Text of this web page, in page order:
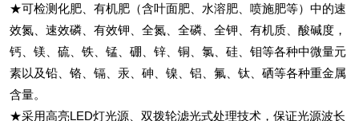
★可检测化肥、有机肥（含叶面肥、水溶肥、喷施肥等）中的速
效氮、速效磷、有效钾、全氮、全磷、全钾、有机质、酸碱度，
钙、镁、硫、铁、锰、硼、锌、铜、氯、硅、钼等各种中微量元
素以及铅、铬、镉、汞、砷、镍、铝、氟、钛、硒等各种重金属
含量。
★采用高亮LED灯光源、双拨轮滤光式处理技术，保证光源波长